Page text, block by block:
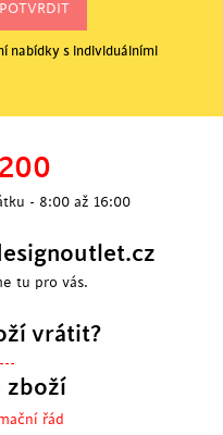
nabídky s individuálními
- 8:00 až 16:00
tu pro vás.
vrátit?
zboží
řád